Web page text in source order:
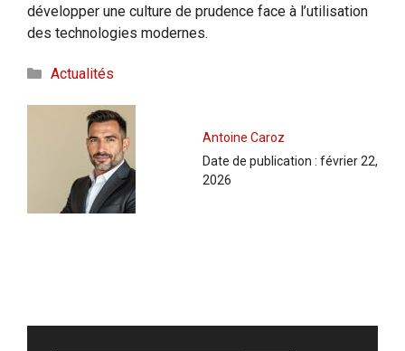
développer une culture de prudence face à l’utilisation
des technologies modernes.
Catégories
Actualités
Antoine Caroz
Date de publication : février 22,
2026